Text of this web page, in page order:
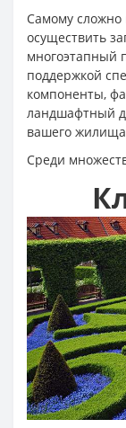
Самому сложно
осуществить
многоэтапный
поддержкой
компоненты,
ландшафтный
вашего
Среди